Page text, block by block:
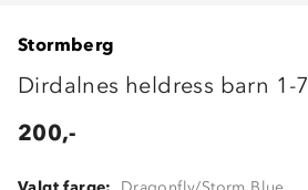
Stormberg
Dirdalnes heldress barn 1-7
200,-